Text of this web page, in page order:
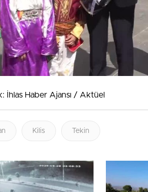
İhlas Haber Ajansı / Aktüel
Kilis Tekin